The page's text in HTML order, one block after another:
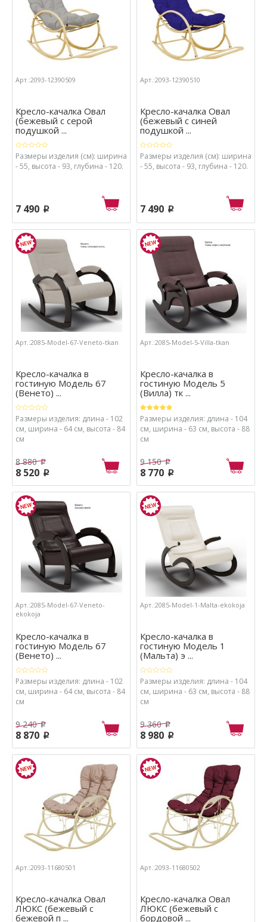
Арт.:2093-12390509
Кресло-качалка Овал
(бежевый с серой
подушкой ...
Размеры изделия (см): ширина
- 55, высота - 93, глубина - 120.
7 490 p
Арт.:2093-12390510
Кресло-качалка Овал
(бежевый с синей
подушкой ...
Размеры изделия (см): ширина
- 55, высота - 93, глубина - 120.
7 490 p
Арт.:2085-Model-67-Veneto-tkan
Кресло-качалка в
гостиную Модель 67
(Венето) ...
Размеры изделия: длина - 102
см, ширина - 64 см, высота - 84
см
8 880 p
8 520 p
Арт.:2085-Model-5-Villa-tkan
Кресло-качалка в
гостиную Модель 5
(Вилла) тк ...
Размеры изделия: длина - 104
см, ширина - 63 см, высота - 88
см
9 150 p
8 770 p
Арт.:2085-Model-67-Veneto-
ekokoja
Кресло-качалка в
гостиную Модель 67
(Венето) ...
Размеры изделия: длина - 102
см, ширина - 64 см, высота - 84
см
9 240 p
8 870 p
Арт.:2085-Model-1-Malta-ekokoja
Кресло-качалка в
гостиную Модель 1
(Мальта) э ...
Размеры изделия: длина - 104
см, ширина - 63 см, высота - 88
см
9 360 p
8 980 p
Арт.:2093-11680501
Кресло-качалка Овал
ЛЮКС (бежевый с
бежевой п ...
Арт.:2093-11680502
Кресло-качалка Овал
ЛЮКС (бежевый с
бордовой ...